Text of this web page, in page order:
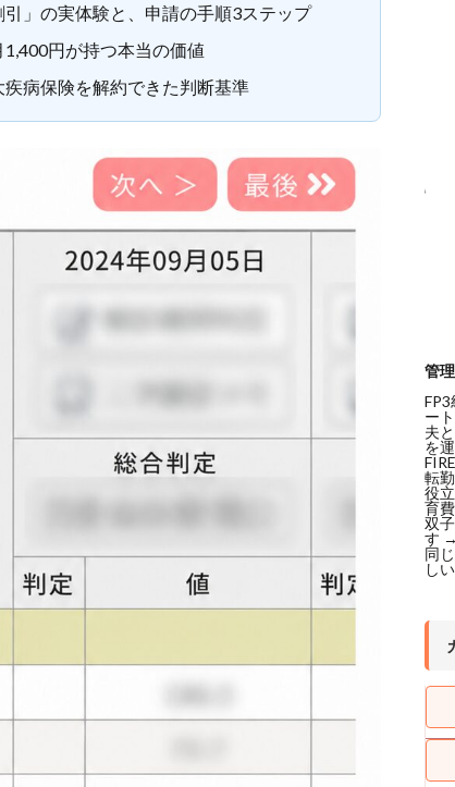
」の実体験と、申請の手順3ステップ
円が持つ本当の価値
病保険を解約できた判断基準
管
ー
夫
を
転
役
育
双
す
同
し